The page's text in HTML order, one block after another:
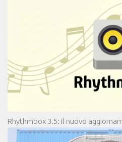
Rhythmbox 3.5: il nuovo